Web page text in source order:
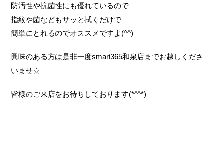
防汚性や抗菌性にも優れているので
指紋や菌などもサッと拭くだけで
簡単にとれるのでオススメですよ(^^)
興味のある方は是非一度smart365和泉店までお越しくださ
いませ☆
皆様のご来店をお待ちしております(*^^*)